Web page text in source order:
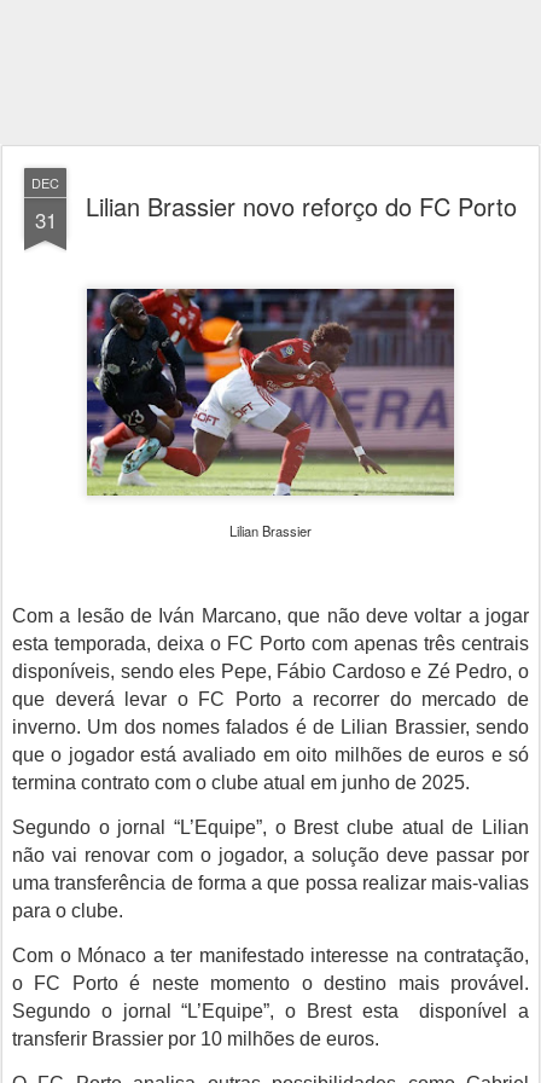
DEC
31 Lilian Brassier novo reforço do FC Porto
Lilian Brassier
Com a lesão de Iván Marcano, que não deve voltar a jogar
esta temporada, deixa o FC Porto com apenas três centrais
disponíveis, sendo eles Pepe, Fábio Cardoso e Zé Pedro, o
que deverá levar o FC Porto a recorrer do mercado de
inverno. Um dos nomes falados é de Lilian Brassier, sendo
que o jogador está avaliado em oito milhões de euros e só
termina contrato com o clube atual em junho de 2025.
Segundo o jornal “L’Equipe”, o Brest clube atual de Lilian
não vai renovar com o jogador, a solução deve passar por
uma transferência de forma a que possa realizar mais-valias
para o clube.
Com o Mónaco a ter manifestado interesse na contratação,
o FC Porto é neste momento o destino mais provável.
Segundo o jornal“L’Equipe”, o Brest esta disponível a
transferir Brassier por 10 milhões de euros.